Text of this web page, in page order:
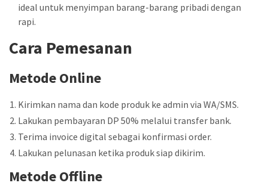
ideal untuk menyimpan barang-barang pribadi dengan
rapi.
Cara Pemesanan
Metode Online
Kirimkan nama dan kode produk ke admin via WA/SMS.
Lakukan pembayaran DP 50% melalui transfer bank.
Terima invoice digital sebagai konfirmasi order.
Lakukan pelunasan ketika produk siap dikirim.
Metode Offline